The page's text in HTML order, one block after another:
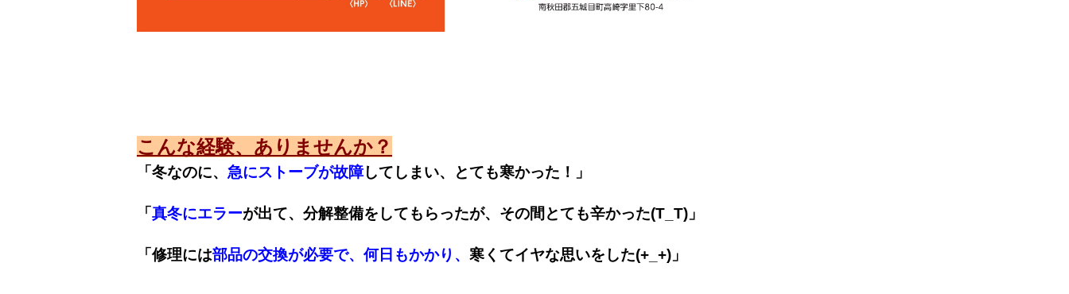
こんな経験、ありませんか？
「冬なのに、 急にストーブが故障してしまい、とても寒かった！」
「 真冬にエラーが出て、分解整備をしてもらったが、その間とても辛かった(T_T)」
「修理には部品の交換が必要で、 何日もかかり、 寒くてイヤな思いをした(+_+)」